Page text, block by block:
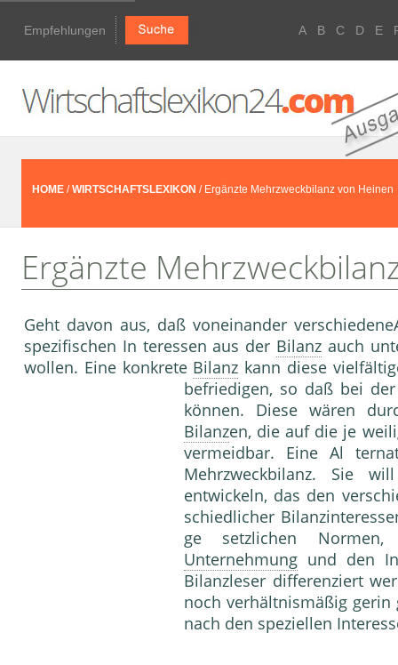
Empfehlungen A B C D E
HOME /WIRTSCHAFTSLEXIKON / Ergänzte Mehrzweckbilanz von Heinen
Ergänzte
Geht davon aus, daß voneinander
spezifischen In teressen aus der Bilanz auch
wollen. Eine konkrete Bilanz kann diese
befriedigen, so daß bei
können. Diese wären
Bilanzen, die auf die je
vermeidbar. Eine Al
Mehrzweckbilanz. Sie
entwickeln, das den
schiedlicher
ge setzlichen
Unternehmung und den
Bilanzleser differenziert
noch verhältnismäßig gerin
nach den speziellen